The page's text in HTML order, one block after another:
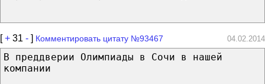
[+ 31 - ] Комментировать цитату №93467 04.02.2014
В преддверии Олимпиады в Сочи в нашей
компании